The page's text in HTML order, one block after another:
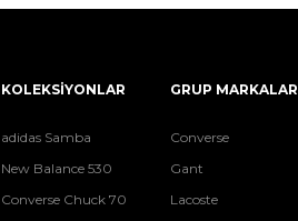
KOLEKSİYONLAR
adidas Samba
New Balance 530
Converse Chuck 70
GRUP MARKALAR
Converse
Gant
Lacoste